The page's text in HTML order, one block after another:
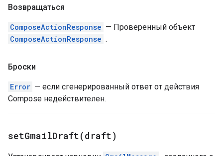
Возвращаться
ComposeActionResponse — Проверенный объект
ComposeActionResponse .
Броски
Error — если сгенерированный ответ от действия
Compose недействителен.
setGmailDraft(draft)